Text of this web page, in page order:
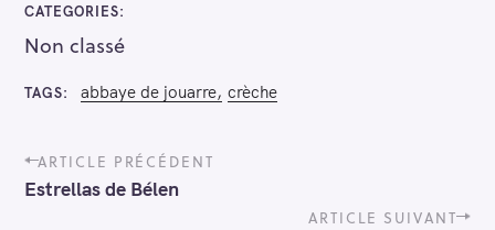
CATEGORIES
Non classé
TAGS abbaye de jouarre crèche
P
o
s
ARTICLE PRÉCÉDENT
Estrellas de Bélen
ARTICLE SUIVANT